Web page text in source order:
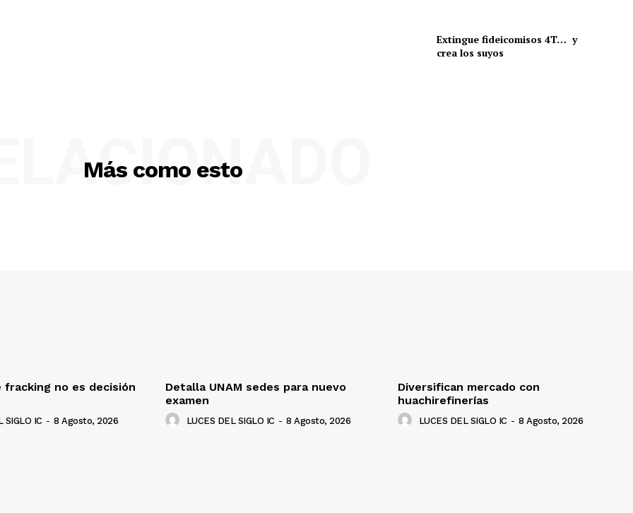
Extingue fideicomisos 4T… y
crea los suyos
Más como esto
fracking no es decisión
SIGLO IC - 8 Agosto, 2026
Detalla UNAM sedes para nuevo
examen
LUCES DEL SIGLO IC - 8 Agosto, 2026
Diversifican mercado con
huachirefinerías
LUCES DEL SIGLO IC - 8 Agosto, 2026